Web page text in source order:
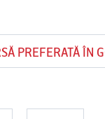
PREFERATĂ ÎN